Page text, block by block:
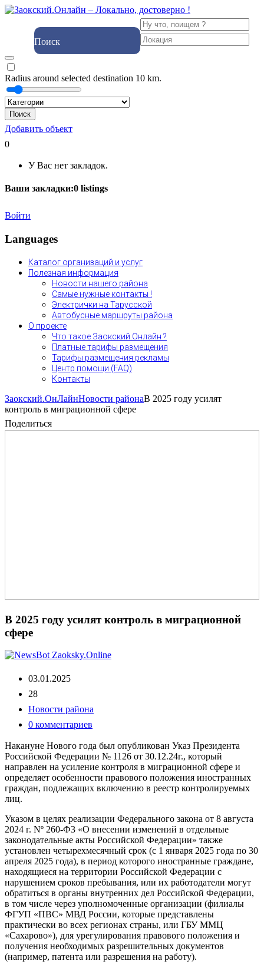
Поиск
Radius around selected destination 10 km.
Поиск
Добавить объект
0
У Вас нет закладок.
Ваши закладки:0 listings
Войти
Languages
Каталог организаций и услуг
Полезная информация
Новости нашего района
Самые нужные контакты !
Электрички на Тарусской
Автобусные маршруты района
О проекте
Что такое Заокский.Онлайн ?
Платные тарифы размещения
Тарифы размещения рекламы
Центр помощи (FAQ)
Контакты
Заокский.ОнЛайнНовости районаВ 2025 году усилят
контроль в миграционной сфере
Поделиться
В 2025 году усилят контроль в миграционной
сфере
03.01.2025
28
Новости района
0 комментариев
Накануне Нового года был опубликован Указ Президента
Российской Федерации № 1126 от 30.12.24г., который
направлен на усиление контроля в миграционной сфере и
определяет особенности правового положения иностранных
граждан, подлежащих включению в реестр контролируемых
лиц.
Указом в целях реализации Федерального закона от 8 августа
2024 г. Nº 260-Ф3 «О внесении изменений в отдельные
законодательные акты Российской Федерации» также
установлен четырехмесячный срок (с 1 января 2025 года по 30
апреля 2025 года), в период которого иностранные граждане,
находящиеся на территории Российской Федерации с
нарушением сроков пребывания, или их работодатели могут
обратиться в органы внутренних дел Российской Федерации,
в том числе через уполномоченные организации (филиалы
ФГУП «ПВС» МВД России, которые представлены
практически во всех регионах страны, или ГБУ ММЦ
«Сахарово»), для урегулирования правового положения и
получения необходимых разрешительных документов
(например, патента или разрешения на работу).